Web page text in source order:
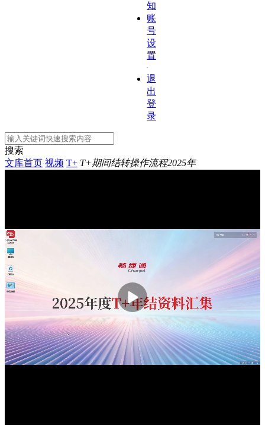
知
账
号
设
置
退
出
登
录
搜索
文库首页 视频 T+ T+期间结转操作流程2025年